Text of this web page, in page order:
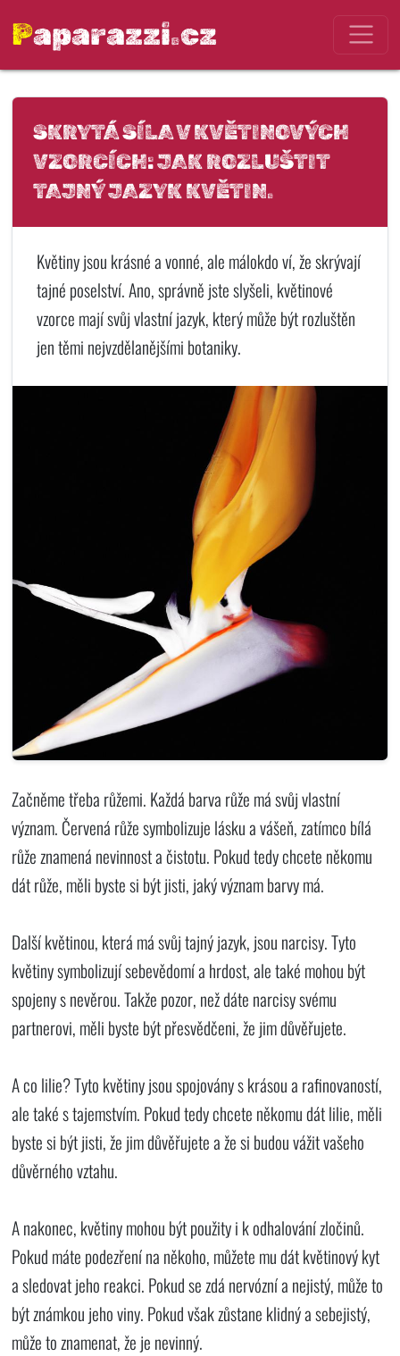
Paparazzi.cz
SKRYTÁ SÍLA V KVĚTINOVÝCH
VZORCÍCH: JAK ROZLUŠTIT
TAJNÝ JAZYK KVĚTIN.
Květiny jsou krásné a vonné, ale málokdo ví, že skrývají
tajné poselství. Ano, správně jste slyšeli, květinové
vzorce mají svůj vlastní jazyk, který může být rozluštěn
jen těmi nejvzdělanějšími botaniky.
Začněme třeba růžemi. Každá barva růže má svůj vlastní
význam. Červená růže symbolizuje lásku a vášeň, zatímco bílá
růže znamená nevinnost a čistotu. Pokud tedy chcete někomu
dát růže, měli byste si být jisti, jaký význam barvy má.
Další květinou, která má svůj tajný jazyk, jsou narcisy. Tyto
květiny symbolizují sebevědomí a hrdost, ale také mohou být
spojeny s nevěrou. Takže pozor, než dáte narcisy svému
partnerovi, měli byste být přesvědčeni, že jim důvěřujete.
A co lilie? Tyto květiny jsou spojovány s krásou a rafinovaností,
ale také s tajemstvím. Pokud tedy chcete někomu dát lilie, měli
byste si být jisti, že jim důvěřujete a že si budou vážit vašeho
důvěrného vztahu.
A nakonec, květiny mohou být použity i k odhalování zločinů.
Pokud máte podezření na někoho, můžete mu dát květinový kyt
a sledovat jeho reakci. Pokud se zdá nervózní a nejistý, může to
být známkou jeho viny. Pokud však zůstane klidný a sebejistý,
může to znamenat, že je nevinný.